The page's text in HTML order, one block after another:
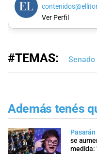
Ver Perfil
#TEMAS: Senado
Además tenés
se
medida: